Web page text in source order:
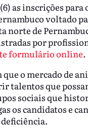
as inscrições
voltado
norte de
por
formulário online.
o mercado de
talentos que
sociais que
os candidatos e